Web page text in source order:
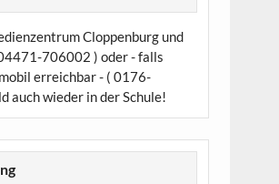
Cloppenburg und
706002 ) oder - falls
erreichbar - ( 0176-
auch wieder in der Schule!